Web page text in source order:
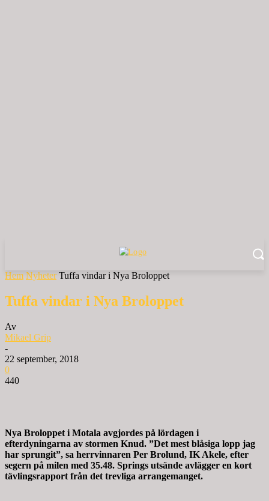
Hem Nyheter Tuffa vindar i Nya Broloppet
Tuffa vindar i Nya Broloppet
Av
Mikael Grip
-
22 september, 2018
0
440
Nya Broloppet i Motala avgjordes på lördagen i
efterdyningarna av stormen Knud. ”Det mest blåsiga lopp jag
har sprungit”, sa herrvinnaren Per Brolund, IK Akele, efter
segern på milen med 35.48. Springs utsände avlägger en kort
tävlingsrapport från det trevliga arrangemanget.